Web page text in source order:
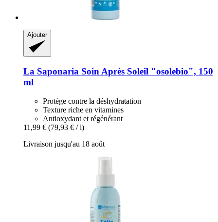
Ajouter
La Saponaria Soin Après Soleil "osolebio", 150
ml
Protège contre la déshydratation
Texture riche en vitamines
Antioxydant et régénérant
11,99 € (79,93 € / l)
Livraison jusqu'au 18 août